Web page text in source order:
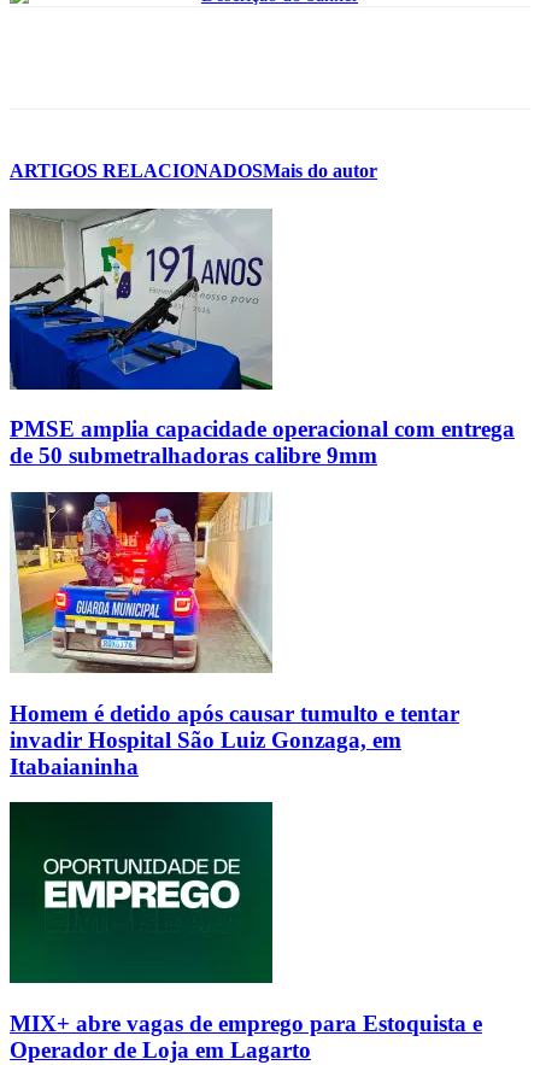
ARTIGOS RELACIONADOSMais do autor
PMSE amplia capacidade operacional com entrega
de 50 submetralhadoras calibre 9mm
Homem é detido após causar tumulto e tentar
invadir Hospital São Luiz Gonzaga, em
Itabaianinha
MIX+ abre vagas de emprego para Estoquista e
Operador de Loja em Lagarto